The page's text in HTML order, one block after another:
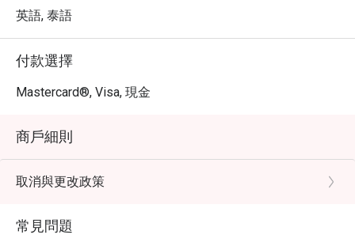
英語, 泰語
付款選擇
Mastercard®, Visa, 現金
商戶細則
取消與更改政策
常見問題